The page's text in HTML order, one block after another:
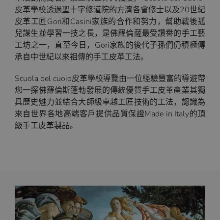
皮革學校透過聖十字修道院的方濟各會修士以及20世紀
皮革工匠Gori和Casini家族的合作和努力，幫助戰後孤
兒謀生並學習一技之長，是佛羅倫薩最受讚譽的手工藝
工坊之一，直至今日，Gori家族的後代子孫們仍積極傳
承自中世紀以來祖傳的手工皮革工法。
Scuola del cuoio皮革學校導覽由一位經驗豐富的導遊帶
您一探佛羅倫斯蓬勃發展的傳統優質手工皮革產業其獨
具歷史魅力並結合大師級卓越工匠技術的工法，認識為
來自世界各地高端客戶提供品質保證Made in Italy的頂
級手工皮革製品。